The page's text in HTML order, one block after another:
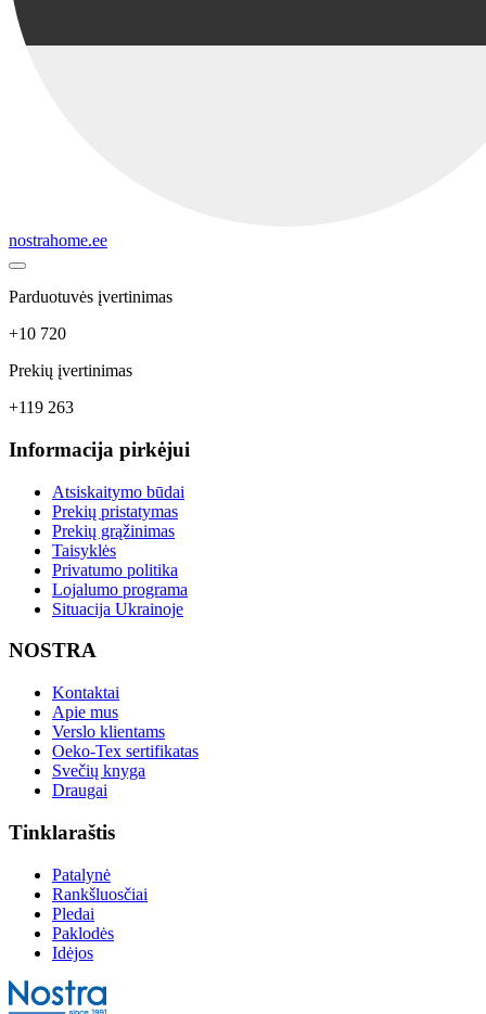
nostrahome.ee
Parduotuvės įvertinimas
+10 720
Prekių įvertinimas
+119 263
Informacija pirkėjui
Atsiskaitymo būdai
Prekių pristatymas
Prekių grąžinimas
Taisyklės
Privatumo politika
Lojalumo programa
Situacija Ukrainoje
NOSTRA
Kontaktai
Apie mus
Verslo klientams
Oeko-Tex sertifikatas
Svečių knyga
Draugai
Tinklaraštis
Patalynė
Rankšluosčiai
Pledai
Paklodės
Idėjos